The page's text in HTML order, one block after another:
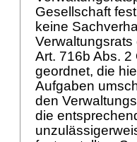
Gesellschaft
keine
Art. 716b Abs. 2
geordnet, die
Aufgaben
den
die